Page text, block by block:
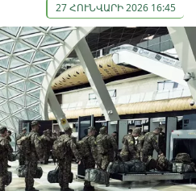
27 ՀՈՒՆՎԱՐԻ 2026 16:45